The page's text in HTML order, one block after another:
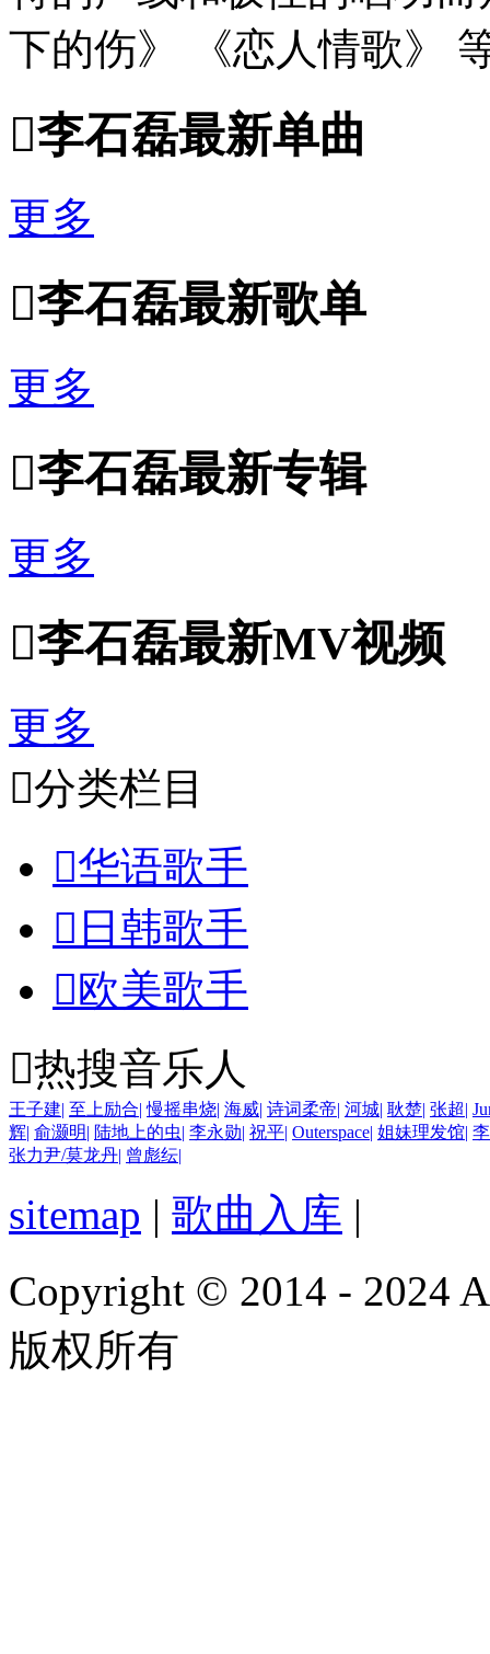
下的伤》 《恋人情歌》
李石磊最新单曲
更多
李石磊最新歌单
更多
李石磊最新专辑
更多
李石磊最新MV视频
更多
分类栏目
华语歌手
 日韩歌手
欧美歌手
热搜音乐人
王子建| 至上励合| 慢摇串烧| 海威| 诗词柔帝| 河城| 耿楚| 张超|
辉| 俞灏明| 陆地上的虫| 李永勋| 祝平| Outerspace| 姐妹理发馆|
张力尹/莫龙丹| 曾彪纭|
sitemap | 歌曲入库 |
Copyright © 2014 - 2024
版权所有